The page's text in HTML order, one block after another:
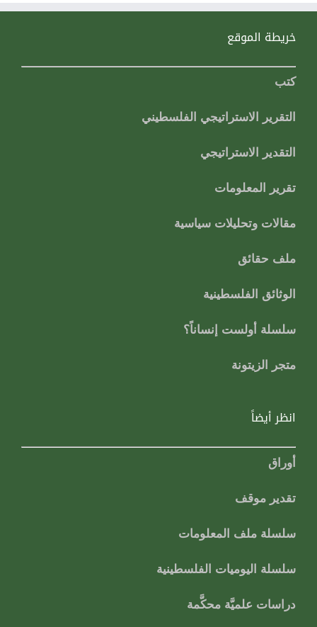
خريطة الموقع
كتب
التقرير الاستراتيجي الفلسطيني
التقدير الاستراتيجي
تقرير المعلومات
مقالات وتحليلات سياسية
ملف حقائق
الوثائق الفلسطينية
سلسلة أولست إنساناً؟
متجر الزيتونة
انظر أيضاً
أوراق
تقدير موقف
سلسلة ملف المعلومات
سلسلة اليوميات الفلسطينية
دراسات علميَّة محكَّمة